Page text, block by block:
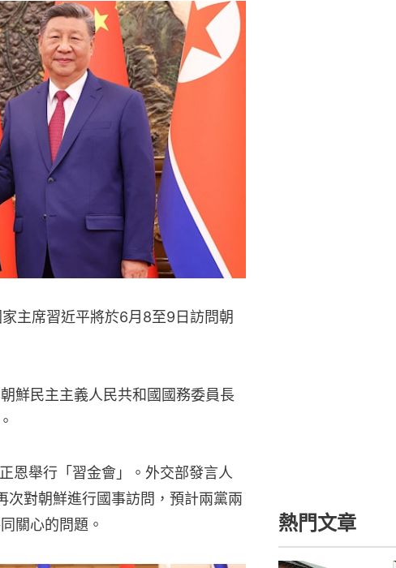
主席習近平將於6月8至9日訪問朝
鮮民主主義人民共和國國務委員長
恩舉行「習金會」。外交部發言人
次對朝鮮進行國事訪問，預計兩黨兩
關心的問題。
熱門文章